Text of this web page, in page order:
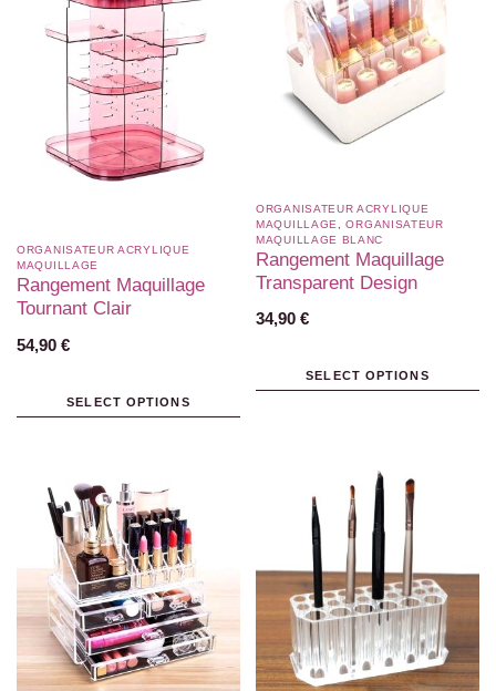
ORGANISATEUR ACRYLIQUE
MAQUILLAGE
Rangement Maquillage
Tournant Clair
54,90 €
SELECT OPTIONS
ORGANISATEUR ACRYLIQUE
MAQUILLAGE
,ORGANISATEUR
MAQUILLAGE BLANC​
Rangement Maquillage
Transparent Design
34,90 €
SELECT OPTIONS